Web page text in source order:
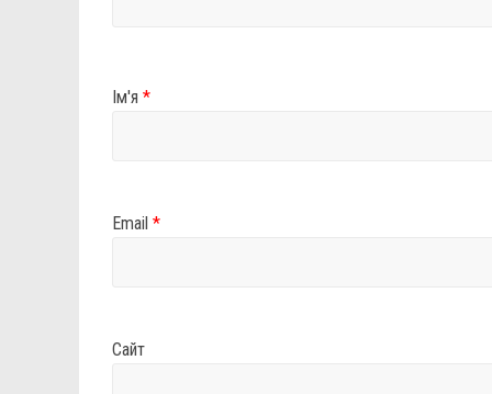
Ім'я *
Email *
Сайт